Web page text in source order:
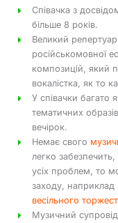
Співачка з
більше 8 років.
Великий репертуар
російськомовної
композицій, який
вокалістка, як то
У співачки багато
тематичних
вечірок.
Немає свого
легко
усіх проблем, то
заходу, наприклад
весільного
Музичний